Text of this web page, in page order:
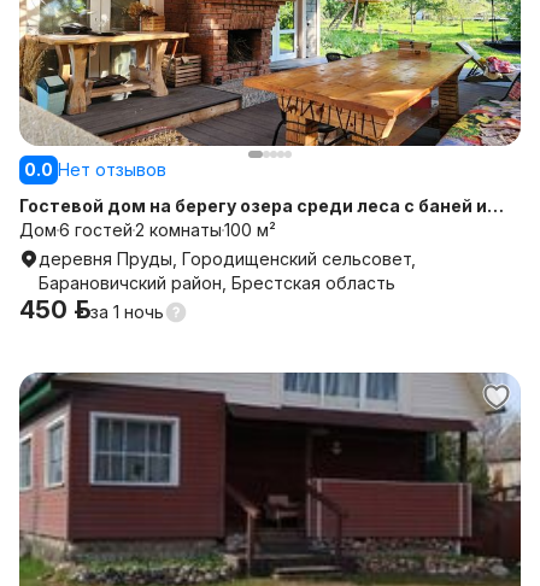
0.0 Нет отзывов
Гостевой дом на берегу озера среди леса с баней и
чаном. Усадьба Лесная Нммфа
Дом6 гостей2 комнаты100 м²
деревня Пруды, Городищенский сельсовет,
Барановичский район, Брестская область
450 р.за 1 ночь